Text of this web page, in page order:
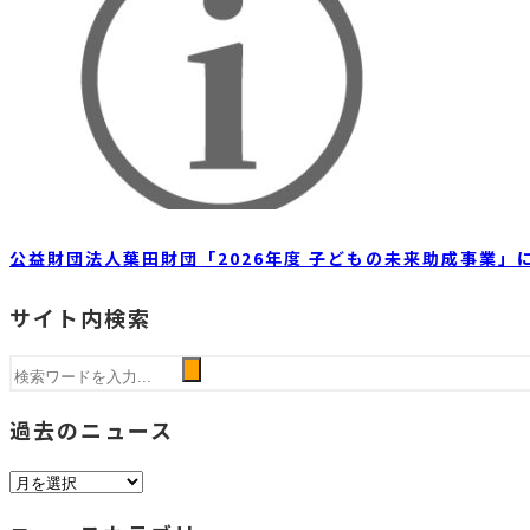
公益財団法人葉田財団「2026年度 子どもの未来助成事業」
サイト内検索
過去のニュース
過